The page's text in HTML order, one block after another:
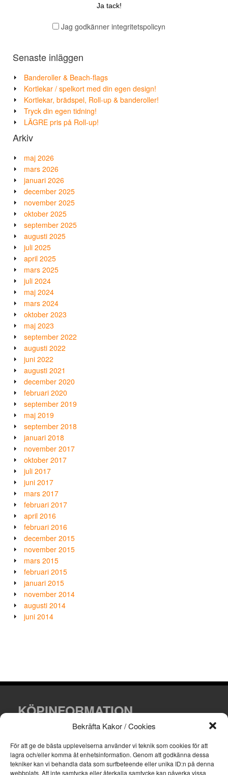
Bekräfta Kakor / Cookies
För att ge de bästa upplevelserna använder vi teknik som cookies för att
lagra och/eller komma åt enhetsinformation. Genom att godkänna dessa
tekniker kan vi behandla data som surfbeteende eller unika ID:n på denna
webbplats. Att inte samtycka eller återkalla samtycke kan påverka vissa
Jag godkänner integritetspolicyn
Senaste inläggen
Banderoller & Beach-flags
Kortlekar / spelkort med din egen design!
Kortlekar, brädspel, Roll-up & banderoller!
Tryck din egen tidning!
LÄGRE pris på Roll-up!
Arkiv
maj 2026
mars 2026
januari 2026
december 2025
november 2025
oktober 2025
september 2025
augusti 2025
juli 2025
april 2025
mars 2025
juli 2024
maj 2024
mars 2024
oktober 2023
maj 2023
september 2022
augusti 2022
juni 2022
augusti 2021
december 2020
februari 2020
september 2019
maj 2019
september 2018
januari 2018
november 2017
oktober 2017
juli 2017
juni 2017
mars 2017
februari 2017
april 2016
februari 2016
december 2015
november 2015
mars 2015
februari 2015
januari 2015
november 2014
augusti 2014
juni 2014
KÖPINFORMATION
Villkor och leveransinformation.